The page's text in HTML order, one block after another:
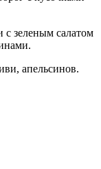
с зеленым салатом
апельсинов.